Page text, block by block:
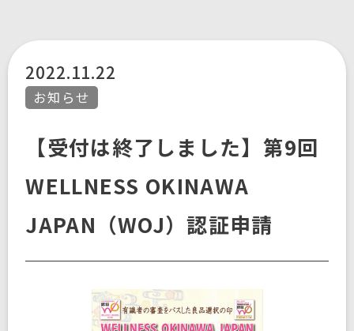
2022.11.22
お知らせ
【受付は終了しました】第9回
WELLNESS OKINAWA
JAPAN（WOJ）認証申請